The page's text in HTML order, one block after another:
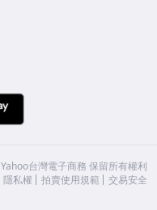
Yahoo台灣電子商務 保留所有權利
隱私權 拍賣使用規範 交易安全